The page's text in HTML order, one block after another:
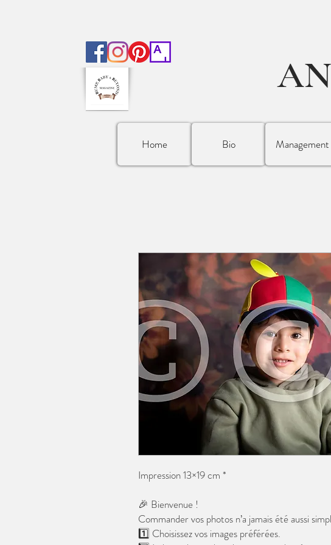
Home Bio Management
Impression 13×19 cm *
🎉 Bienvenue !
Commander vos photos n’a jamais été aussi
1️⃣ Choisissez vos images préférées.